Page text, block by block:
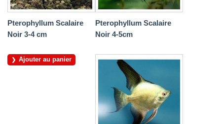
Pterophyllum Scalaire
Noir 3-4 cm
Ajouter au panier
Pterophyllum Scalaire
Noir 4-5cm